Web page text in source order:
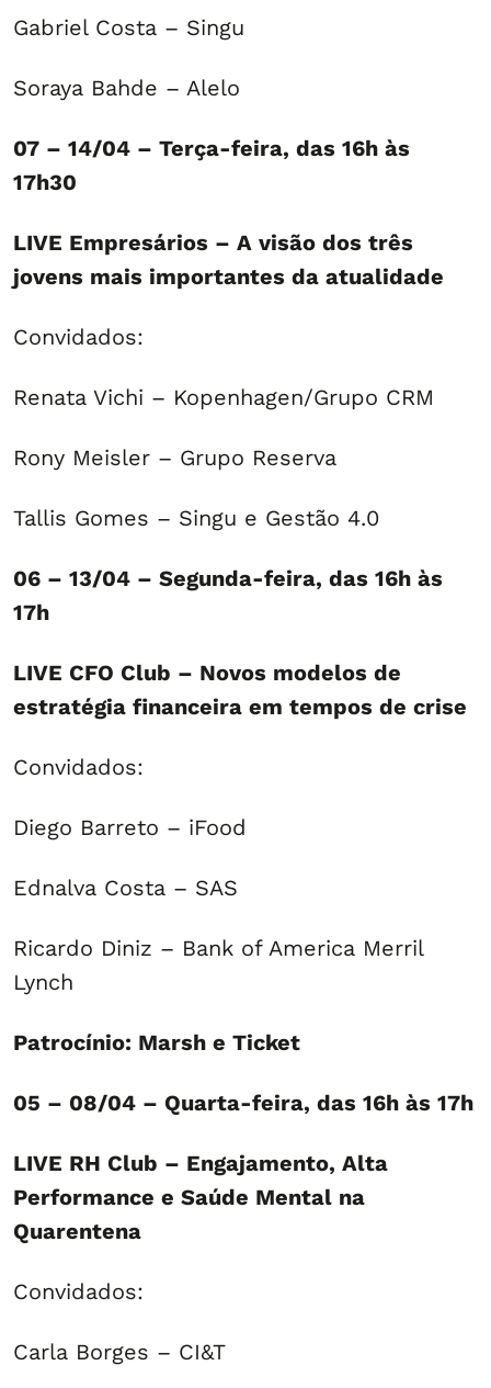
Gabriel Costa – Singu
Soraya Bahde – Alelo
07 – 14/04 – Terça-feira, das 16h às
17h30
LIVE Empresários – A visão dos três
jovens mais importantes da atualidade
Convidados:
Renata Vichi – Kopenhagen/Grupo CRM
Rony Meisler – Grupo Reserva
Tallis Gomes – Singu e Gestão 4.0
06 – 13/04 – Segunda-feira, das 16h às
17h
LIVE CFO Club – Novos modelos de
estratégia financeira em tempos de crise
Convidados:
Diego Barreto – iFood
Ednalva Costa – SAS
Ricardo Diniz – Bank of America Merril
Lynch
Patrocínio: Marsh e Ticket
05 – 08/04 – Quarta-feira, das 16h às 17h
LIVE RH Club – Engajamento, Alta
Performance e Saúde Mental na
Quarentena
Convidados:
Carla Borges – CI&T